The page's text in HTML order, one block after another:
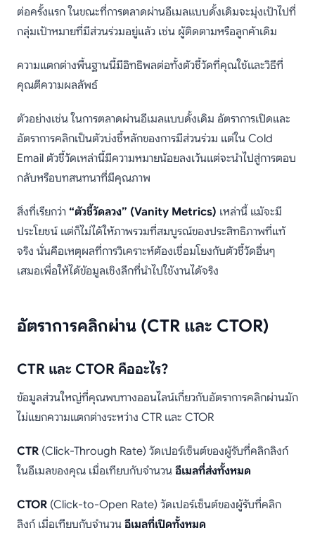
ต่อครั้งแรก ในขณะที่การตลาดผ่านอีเมลแบบดั้งเดิมจะมุ่งเป้าไปที่
กลุ่มเป้าหมายที่มีส่วนร่วมอยู่แล้ว เช่น ผู้ติดตามหรือลูกค้าเดิม
ความแตกต่างพื้นฐานนี้มีอิทธิพลต่อทั้งตัวชี้วัดที่คุณใช้และวิธีที่
คุณตีความผลลัพธ์
ตัวอย่างเช่น ในการตลาดผ่านอีเมลแบบดั้งเดิม อัตราการเปิดและ
อัตราการคลิกเป็นตัวบ่งชี้หลักของการมีส่วนร่วม แต่ใน Cold
Email ตัวชี้วัดเหล่านี้มีความหมายน้อยลงเว้นแต่จะนำไปสู่การตอบ
กลับหรือบทสนทนาที่มีคุณภาพ
สิ่งที่เรียกว่า “ตัวชี้วัดลวง” (Vanity Metrics) เหล่านี้ แม้จะมี
ประโยชน์ แต่ก็ไม่ได้ให้ภาพรวมที่สมบูรณ์ของประสิทธิภาพที่แท้
จริง นั่นคือเหตุผลที่การวิเคราะห์ต้องเชื่อมโยงกับตัวชี้วัดอื่นๆ
เสมอเพื่อให้ได้ข้อมูลเชิงลึกที่นำไปใช้งานได้จริง
อัตราการคลิกผ่าน (CTR และ CTOR)
CTR และ CTOR คืออะไร?
ข้อมูลส่วนใหญ่ที่คุณพบทางออนไลน์เกี่ยวกับอัตราการคลิกผ่านมัก
ไม่แยกความแตกต่างระหว่าง CTR และ CTOR
CTR (Click-Through Rate) วัดเปอร์เซ็นต์ของผู้รับที่คลิกลิงก์
ในอีเมลของคุณ เมื่อเทียบกับจำนวน อีเมลที่ส่งทั้งหมด
CTOR (Click-to-Open Rate) วัดเปอร์เซ็นต์ของผู้รับที่คลิก
ลิงก์ เมื่อเทียบกับจำนวน อีเมลที่เปิดทั้งหมด